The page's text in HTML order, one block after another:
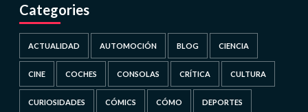
Categories
ACTUALIDAD AUTOMOCIÓN BLOG CIENCIA
CINE COCHES CONSOLAS CRÍTICA CULTURA
CURIOSIDADES CÓMICS CÓMO DEPORTES